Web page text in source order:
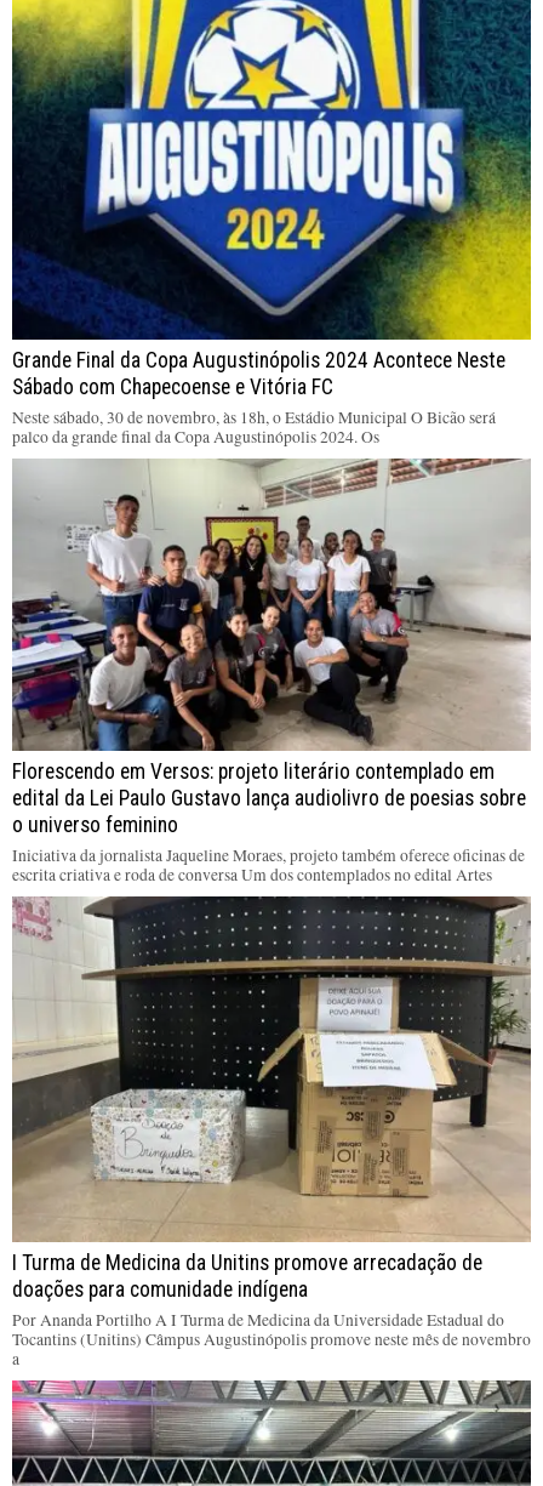
Grande Final da Copa Augustinópolis 2024 Acontece Neste
Sábado com Chapecoense e Vitória FC
Neste sábado, 30 de novembro, às 18h, o Estádio Municipal O Bicão será
palco da grande final da Copa Augustinópolis 2024. Os
Florescendo em Versos: projeto literário contemplado em
edital da Lei Paulo Gustavo lança audiolivro de poesias sobre
o universo feminino
Iniciativa da jornalista Jaqueline Moraes, projeto também oferece oficinas de
escrita criativa e roda de conversa Um dos contemplados no edital Artes
I Turma de Medicina da Unitins promove arrecadação de
doações para comunidade indígena
Por Ananda Portilho A I Turma de Medicina da Universidade Estadual do
Tocantins (Unitins) Câmpus Augustinópolis promove neste mês de novembro
a